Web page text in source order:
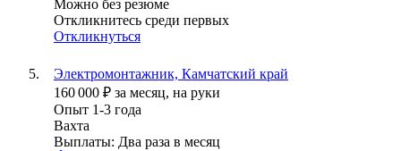
Можно без резюме
Откликнитесь среди первых
Откликнуться
Электромонтажник, Камчатский край
160 000 ₽ за месяц, на руки
Опыт 1-3 года
Вахта
Выплаты: Два раза в месяц